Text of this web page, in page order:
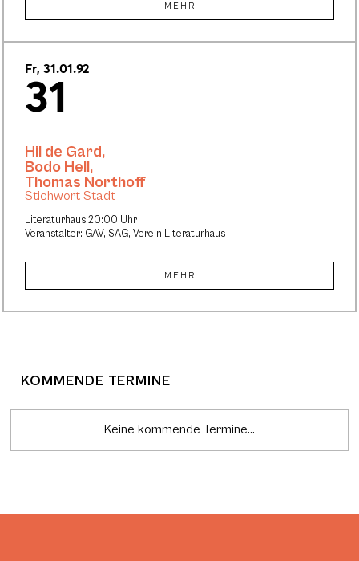
MEHR
Fr, 31.01.92
31
Literaturhaus 20:00 Uhr
Veranstalter: GAV, SAG, Verein Literaturhaus
Hil de Gard,
Bodo Hell,
Thomas Northoff
Stichwort Stadt
MEHR
KOMMENDE TERMINE
Keine kommende Termine...